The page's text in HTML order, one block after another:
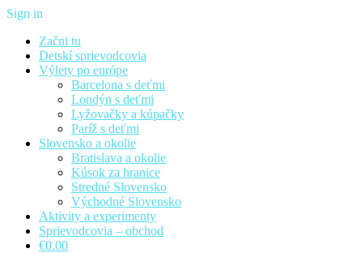
Sign in
Začni tu
Detskí sprievodcovia
Výlety po európe
Barcelona s deťmi
Londýn s deťmi
Lyžovačky a kúpačky
Paríž s deťmi
Slovensko a okolie
Bratislava a okolie
Kúsok za hranice
Stredné Slovensko
Východné Slovensko
Aktivity a experimenty
Sprievodcovia – obchod
€0.00